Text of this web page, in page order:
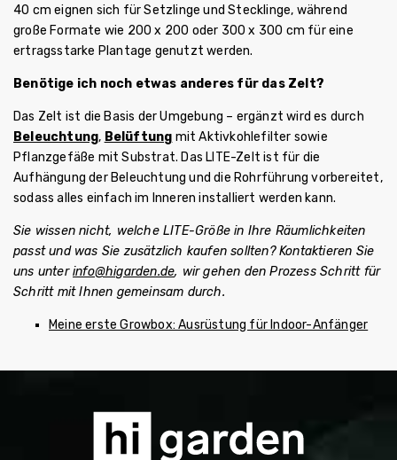
40 cm eignen sich für Setzlinge und Stecklinge, während
große Formate wie 200 x 200 oder 300 x 300 cm für eine
ertragsstarke Plantage genutzt werden.
Benötige ich noch etwas anderes für das Zelt?
Das Zelt ist die Basis der Umgebung – ergänzt wird es durch
Beleuchtung, Belüftung mit Aktivkohlefilter sowie
Pflanzgefäße mit Substrat. Das LITE-Zelt ist für die
Aufhängung der Beleuchtung und die Rohrführung vorbereitet,
sodass alles einfach im Inneren installiert werden kann.
Sie wissen nicht, welche LITE-Größe in Ihre Räumlichkeiten
passt und was Sie zusätzlich kaufen sollten? Kontaktieren Sie
uns unterinfo@higarden.de, wir gehen den Prozess Schritt für
Schritt mit Ihnen gemeinsam durch.
Meine erste Growbox: Ausrüstung für Indoor-Anfänger